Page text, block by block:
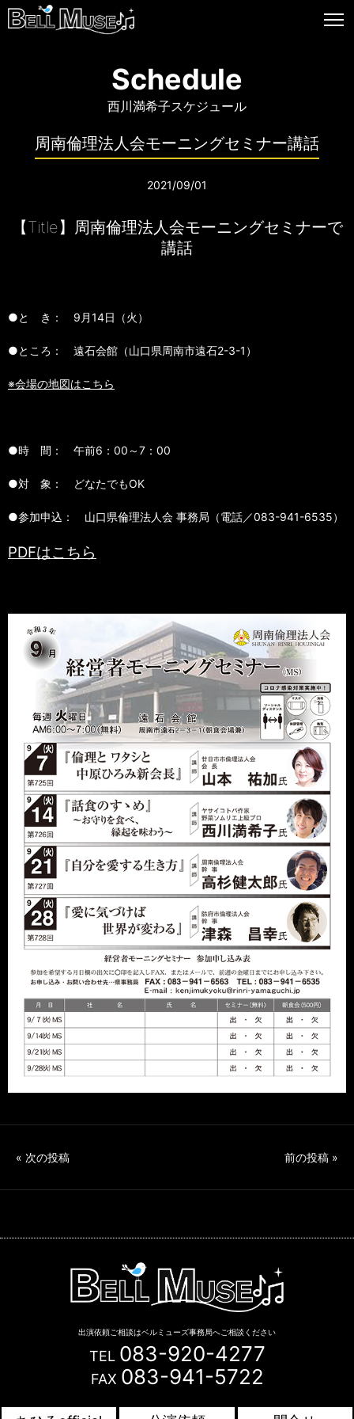
Schedule
西川満希子スケジュール
周南倫理法人会モーニングセミナー講話
2021/09/01
【Title】周南倫理法人会モーニングセミナーで
講話
●と き： 9月14日（火）
●ところ： 遠石会館（山口県周南市遠石2-3-1）
※会場の地図はこちら
●時 間： 午前6：00～7：00
●対 象： どなたでもOK
●参加申込： 山口県倫理法人会 事務局（電話／083-941-6535）
PDFはこちら
« 次の投稿 前の投稿 »
出演依頼ご相談はベルミューズ事務局へご相談ください
TEL 083-920-4277
FAX 083-941-5722
Copyright © BELL MUSE. All Rights Reserved.